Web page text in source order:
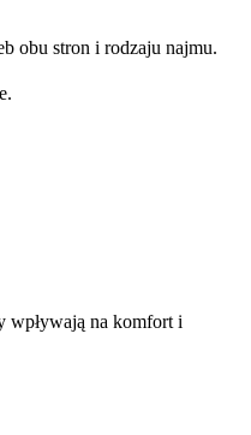
obu stron i rodzaju najmu.
wpływają na komfort i